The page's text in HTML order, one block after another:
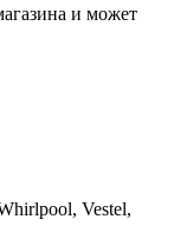
и может
Vestel,